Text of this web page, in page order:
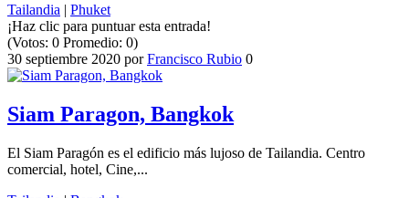
Tailandia | Phuket
¡Haz clic para puntuar esta entrada!
(Votos: 0 Promedio: 0)
30 septiembre 2020 porFrancisco Rubio 0
Siam Paragon, Bangkok
El Siam Paragón es el edificio más lujoso de Tailandia. Centro
comercial, hotel, Cine,...